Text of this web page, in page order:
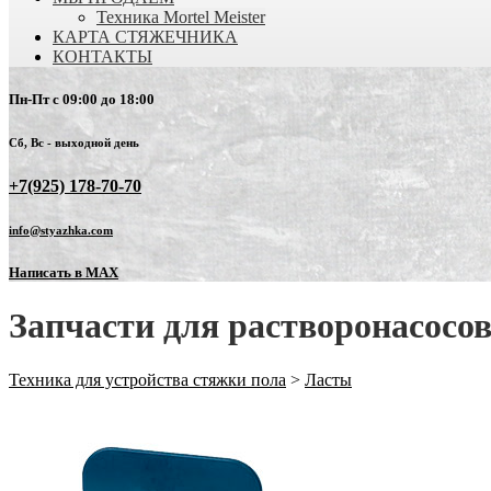
Техника Mortel Meister
КАРТА СТЯЖЕЧНИКА
КОНТАКТЫ
Пн-Пт с 09:00 до 18:00
Сб, Вс - выходной день
+7(925) 178-70-70
info@styazhka.com
Написать в MAX
Запчасти для растворонасосов
Техника для устройства стяжки пола > Ласты